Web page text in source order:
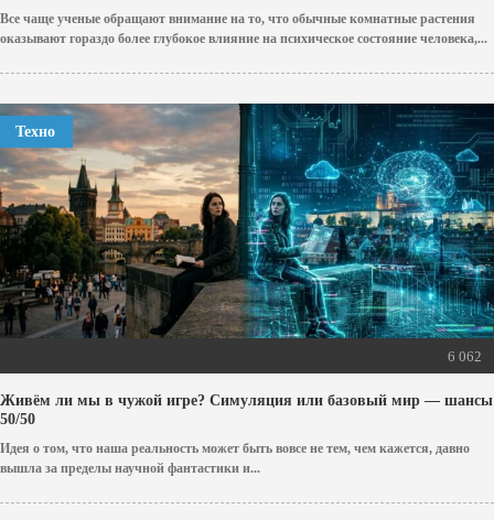
Все чаще ученые обращают внимание на то, что обычные комнатные растения
оказывают гораздо более глубокое влияние на психическое состояние человека,...
Техно
6 062
Живём ли мы в чужой игре? Симуляция или базовый мир — шансы
50/50
Идея о том, что наша реальность может быть вовсе не тем, чем кажется, давно
вышла за пределы научной фантастики и...